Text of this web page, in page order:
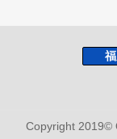
Copyright 2019©